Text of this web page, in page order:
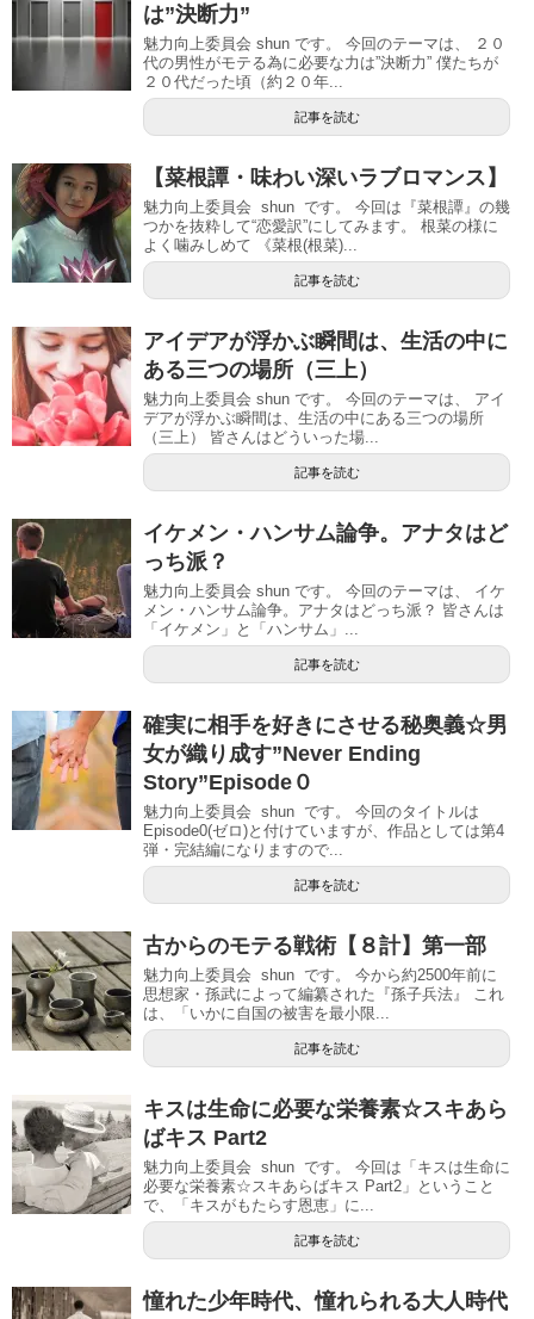
は”決断力”
魅力向上委員会 shun です。 今回のテーマは、 ２０
代の男性がモテる為に必要な力は”決断力” 僕たちが
２０代だった頃（約２０年...
記事を読む
【菜根譚・味わい深いラブロマンス】
魅力向上委員会 shun です。 今回は『菜根譚』の幾
つかを抜粋して“恋愛訳”にしてみます。 根菜の様に
よく噛みしめて 《菜根(根菜)...
記事を読む
アイデアが浮かぶ瞬間は、生活の中に
ある三つの場所（三上）
魅力向上委員会 shun です。 今回のテーマは、 アイ
デアが浮かぶ瞬間は、生活の中にある三つの場所
（三上） 皆さんはどういった場...
記事を読む
イケメン・ハンサム論争。アナタはど
っち派？
魅力向上委員会 shun です。 今回のテーマは、 イケ
メン・ハンサム論争。アナタはどっち派？ 皆さんは
「イケメン」と「ハンサム」...
記事を読む
確実に相手を好きにさせる秘奥義☆男
女が織り成す”Never Ending
Story”Episode０
魅力向上委員会 shun です。 今回のタイトルは
Episode0(ゼロ)と付けていますが、作品としては第4
弾・完結編になりますので...
記事を読む
古からのモテる戦術【８計】第一部
魅力向上委員会 shun です。 今から約2500年前に
思想家・孫武によって編纂された『孫子兵法』 これ
は、「いかに自国の被害を最小限...
記事を読む
キスは生命に必要な栄養素☆スキあら
ばキス Part2
魅力向上委員会 shun です。 今回は「キスは生命に
必要な栄養素☆スキあらばキス Part2」ということ
で、「キスがもたらす恩恵」に...
記事を読む
憧れた少年時代、憧れられる大人時代